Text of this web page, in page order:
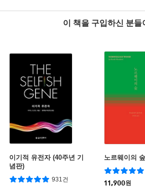
이 책을 구입하신 분
이기적 유전자 (40주년 기
념판)
931건
노르웨이의 숲
11,900원